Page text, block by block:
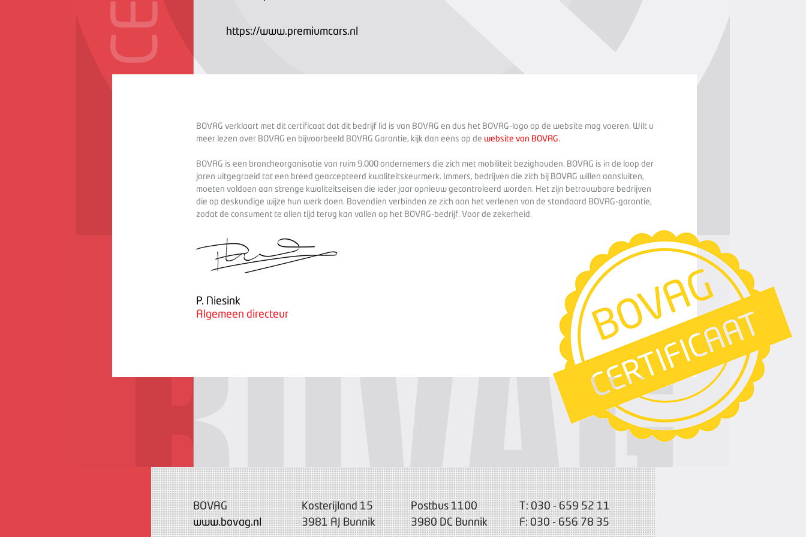
https://www.premiumcars.nl
BOVAG verklaart met dit certificaat dat dit bedrijf lid is van BOVAG en dus het BOVAG-logo op de website mag voeren. Wilt u
meer lezen over BOVAG en bijvoorbeeld BOVAG Garantie, kijk dan eens op de website van BOVAG.
BOVAG is een brancheorganisatie van ruim 9.000 ondernemers die zich met mobiliteit bezighouden. BOVAG is in de loop der
jaren uitgegroeid tot een breed geaccepteerd kwaliteitskeurmerk. Immers, bedrijven die zich bij BOVAG willen aansluiten,
moeten voldoen aan strenge kwaliteitseisen die ieder jaar opnieuw gecontroleerd worden. Het zijn betrouwbare bedrijven
die op deskundige wijze hun werk doen. Bovendien verbinden ze zich aan het verlenen van de standaard BOVAG-garantie,
zodat de consument te allen tijd terug kan vallen op het BOVAG-bedrijf. Voor de zekerheid.
P. Niesink
Algemeen directeur
BOVAG
www.bovag.nl
Kosterijland 15
3981 AJ Bunnik
Postbus 1100
3980 DC Bunnik
T: 030 - 659 52 11
F: 030 - 656 78 35